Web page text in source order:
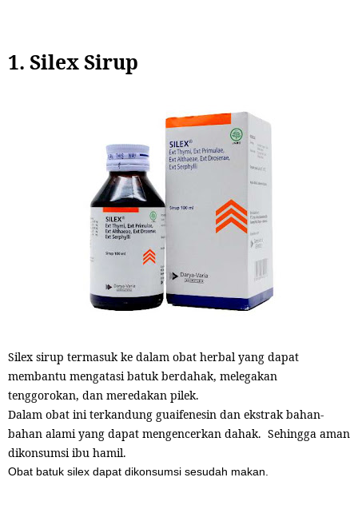
1. Silex Sirup
Silex sirup termasuk ke dalam obat herbal yang dapat
membantu mengatasi batuk berdahak, melegakan
tenggorokan, dan meredakan pilek.
Dalam obat ini terkandung guaifenesin dan ekstrak bahan-
bahan alami yang dapat mengencerkan dahak. Sehingga aman
dikonsumsi ibu hamil.
Obat batuk silex dapat dikonsumsi sesudah makan.